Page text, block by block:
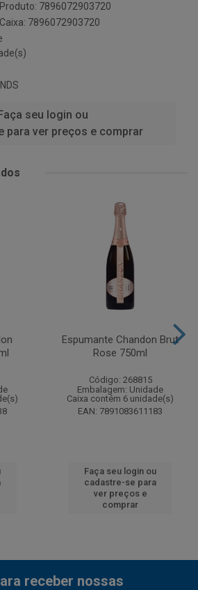
7896072903720
7896072903720
seu login ou
para ver preços e comprar
Espumante Chandon Brut
Rose 750ml
Código: 268815
Embalagem: Unidade
Caixa contém 6 unidade(s)
EAN: 7891083611183
Faça seu login ou
cadastre-se para
ver preços e
comprar
receber nossas